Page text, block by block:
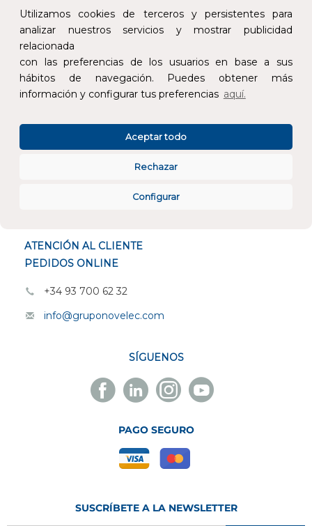
Utilizamos cookies de terceros y persistentes para
analizar nuestros servicios y mostrar publicidad
relacionada
con las preferencias de los usuarios en base a sus
hábitos de navegación. Puedes obtener más
información y configurar tus preferencias aquí.
Configurar
Rechazar
Aceptar todo
Atención al cliente
ATENCIÓN AL CLIENTE
PEDIDOS ONLINE
+34 93 700 62 32
info@gruponovelec.com
SÍGUENOS
Facebook
Novelec
Linkedin
Novelec
Instagram
Novelec
Youtube
Novelec
PAGO SEGURO
SUSCRÍBETE A LA NEWSLETTER